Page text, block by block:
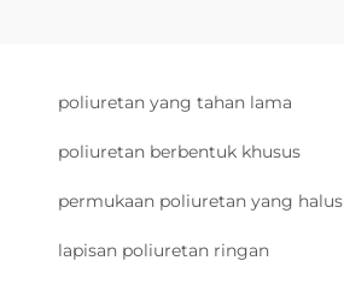
poliuretan yang tahan lama
poliuretan berbentuk khusus
permukaan poliuretan yang halus
lapisan poliuretan ringan